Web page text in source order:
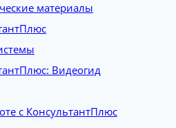
материалы
Видеогид
с КонсультантПлюс